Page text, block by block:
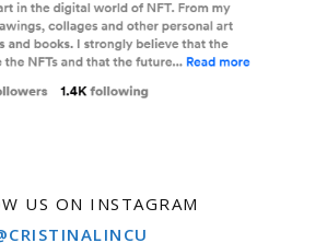
US ON INSTAGRAM